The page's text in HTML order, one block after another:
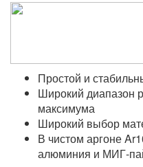
Простой и
Широкий диапазон
максимума
Широкий выбор
В чистом аргоне
алюминия и МИГ-